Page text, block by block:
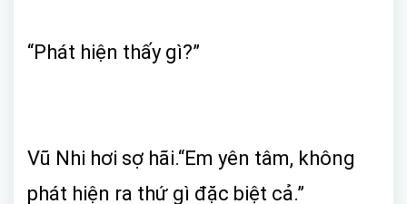
“Phát hiện thấy gì?”
Vũ Nhi hơi sợ hãi.“Em yên tâm, không
phát hiện ra thứ gì đặc biệt cả.”